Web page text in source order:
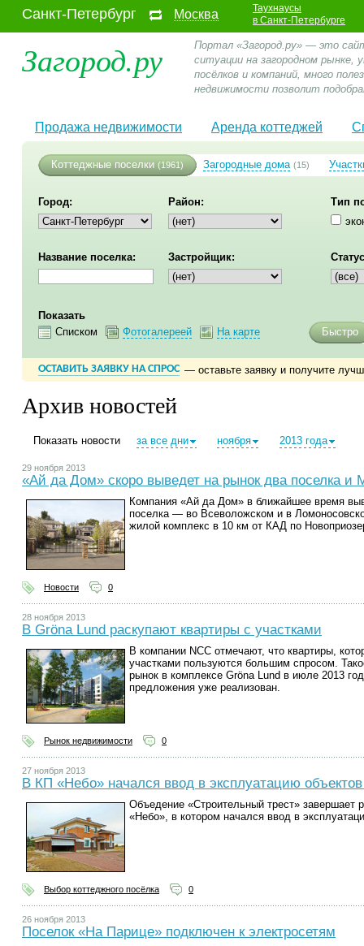
Санкт-Петербург Москва
Таухнаусы
в Санкт-Петербурге
Загород.ру
Портал «Загород.ру» — это
ситуации на загородном
посёлков и компаний, много
недвижимости позволит
Продажа недвижимости Аренда коттеджей
Коттеджные поселки (1961) Загородные дома (15)
Город: Район:
Тип
Название поселка: Застройщик:
Показать
Списком
Фотогалереей На карте Быстро
ОСТАВИТЬ ЗАЯВКУ НА СПРОС — оставьте заявку и получите
Архив новостей
Показать новости за все дни ноября 2013 года
29 ноября 2013
«Ай да Дом» скоро выведет на рынок два поселка
Компания «Ай да Дом» в ближайшее время
поселка — во Всеволожском и в
жилой комплекс в 10 км от КАД по
Новости 0
28 ноября 2013
В Gröna Lund раскупают квартиры с участками
В компании NCC отмечают, что квартиры,
участками пользуются большим спросом.
рынок в комплексе Gröna Lund в июле 2013
предложения уже реализован.
Рынок недвижимости 0
27 ноября 2013
В КП «Небо» начался ввод в эксплуатацию
Объедение «Строительный трест» завершает
«Небо», в котором начался ввод в
Выбор коттеджного посёлка 0
26 ноября 2013
Поселок «На Парице» подключен к электросетям